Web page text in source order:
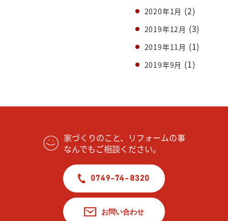
2020年1月 (2)
2019年12月 (3)
2019年11月 (1)
2019年9月 (1)
家づくりのこと、リフォームの事
なんでもご相談ください。
0749-74-8320
お問い合わせ